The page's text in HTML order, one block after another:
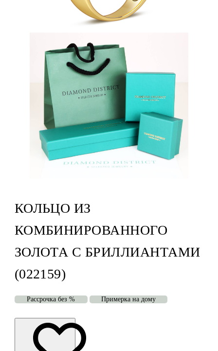
КОЛЬЦО ИЗ
КОМБИНИРОВАННОГО
ЗОЛОТА С БРИЛЛИАНТАМИ
(022159)
Рассрочка без % Примерка на дому